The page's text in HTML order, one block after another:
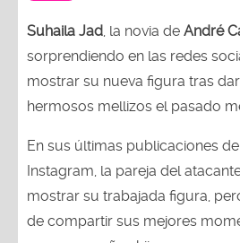
Suhaila Jad , la novia de André
sorprendiendo en las redes
mostrar su nueva figura tras
hermosos mellizos el pasado
En sus últimas publicaciones
Instagram, la pareja del
mostrar su trabajada figura,
de compartir sus mejores